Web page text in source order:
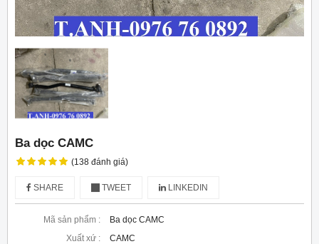
Ba dọc CAMC
(138 đánh giá)
SHARE TWEET LINKEDIN
Mã sản phẩm :
Ba dọc CAMC
Xuất xứ :
CAMC